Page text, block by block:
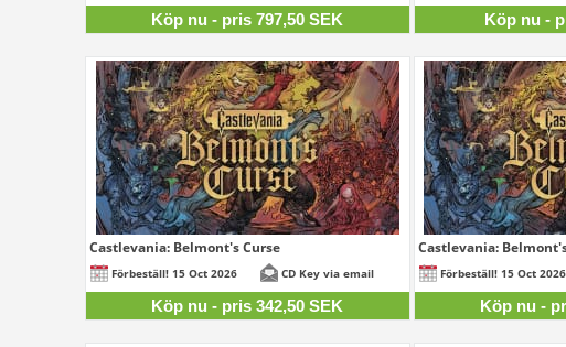
Köp nu - pris 797,50 SEK Köp nu -
Castlevania: Belmont's Curse
342,50 SEK
Förbeställ! 15 Oct 2026 CD Key via email
Köp nu - pris 342,50 SEK
Castlevania:
Förbeställ! 15 Oct 2026
Köp nu -